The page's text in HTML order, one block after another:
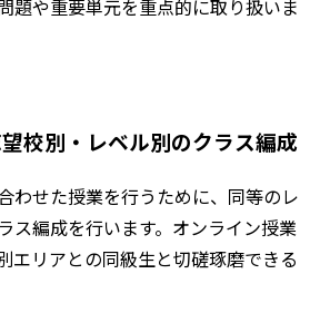
題や重要単元を重点的に取り扱いま
校別・レベル別のクラス編成
わせた授業を行うために、同等のレ
ス編成を行います。オンライン授業
エリアとの同級生と切磋琢磨できる